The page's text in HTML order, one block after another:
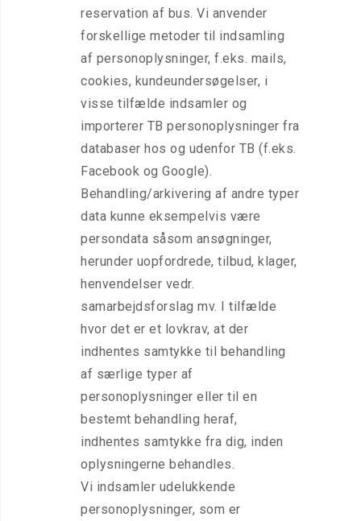
reservation af bus. Vi anvender
forskellige metoder til indsamling
af personoplysninger, f.eks. mails,
cookies, kundeundersøgelser, i
visse tilfælde indsamler og
importerer TB personoplysninger fra
databaser hos og udenfor TB (f.eks.
Facebook og Google).
Behandling/arkivering af andre typer
data kunne eksempelvis være
persondata såsom ansøgninger,
herunder uopfordrede, tilbud, klager,
henvendelser vedr.
samarbejdsforslag mv. I tilfælde
hvor det er et lovkrav, at der
indhentes samtykke til behandling
af særlige typer af
personoplysninger eller til en
bestemt behandling heraf,
indhentes samtykke fra dig, inden
oplysningerne behandles.
Vi indsamler udelukkende
personoplysninger, som er